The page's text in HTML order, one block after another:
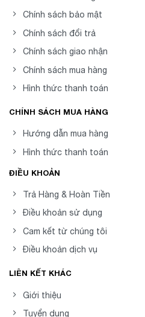
Chính sách bảo mật
Chính sách đổi trả
Chính sách giao nhận
Chính sách mua hàng
Hình thức thanh toán
CHÍNH SÁCH MUA HÀNG
Hướng dẫn mua hàng
Hình thức thanh toán
ĐIỀU KHOẢN
Trả Hàng & Hoàn Tiền
Điều khoản sử dụng
Cam kết từ chúng tôi
Điều khoản dịch vụ
LIÊN KẾT KHÁC
Giới thiệu
Tuyển dụng